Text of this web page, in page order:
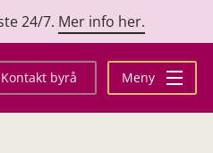
24/7. Mer info her.
Kontakt byrå Meny